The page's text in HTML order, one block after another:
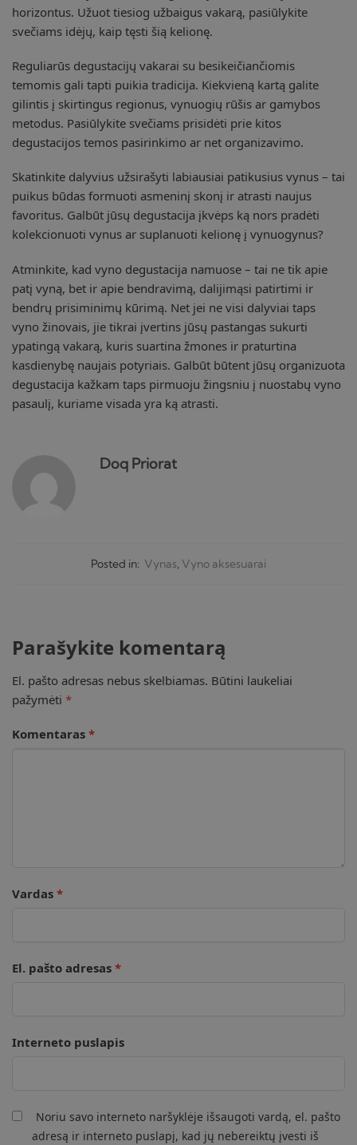
horizontus. Užuot tiesiog užbaigus vakarą, pasiūlykite
svečiams idėjų, kaip tęsti šią kelionę.
Reguliarūs degustacijų vakarai su besikeičiančiomis
temomis gali tapti puikia tradicija. Kiekvieną kartą galite
gilintis į skirtingus regionus, vynuogių rūšis ar gamybos
metodus. Pasiūlykite svečiams prisidėti prie kitos
degustacijos temos pasirinkimo ar net organizavimo.
Skatinkite dalyvius užsirašyti labiausiai patikusius vynus – tai
puikus būdas formuoti asmeninį skonį ir atrasti naujus
favoritus. Galbūt jūsų degustacija įkvėps ką nors pradėti
kolekcionuoti vynus ar suplanuoti kelionę į vynuogynus?
Atminkite, kad vyno degustacija namuose – tai ne tik apie
patį vyną, bet ir apie bendravimą, dalijimąsi patirtimi ir
bendrų prisiminimų kūrimą. Net jei ne visi dalyviai taps
vyno žinovais, jie tikrai įvertins jūsų pastangas sukurti
ypatingą vakarą, kuris suartina žmones ir praturtina
kasdienybę naujais potyriais. Galbūt būtent jūsų organizuota
degustacija kažkam taps pirmuoju žingsniu į nuostabų vyno
pasaulį, kuriame visada yra ką atrasti.
Doq Priorat
Posted in: Vynas, Vyno aksesuarai
Parašykite komentarą
El. pašto adresas nebus skelbiamas. Būtini laukeliai
pažymėti *
Komentaras *
Vardas *
El. pašto adresas *
Interneto puslapis
Noriu savo interneto naršyklėje išsaugoti vardą, el. pašto
adresą ir interneto puslapį, kad jų nebereiktų įvesti iš